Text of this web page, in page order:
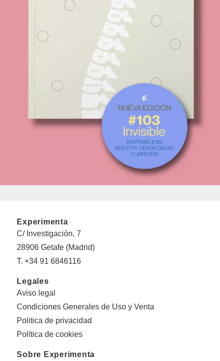
Experimenta
C/ Investigación, 7
28906 Getafe (Madrid)
T. +34 91 6846116
Legales
Aviso legal
Condiciones Generales de Uso y Venta
Politica de privacidad
Política de cookies
Sobre Experimenta